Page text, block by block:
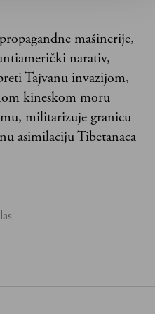
mašinerije,
narativ,
Tajvanu invazijom,
kineskom moru
militarizuje granicu
asimilaciju Tibetanaca